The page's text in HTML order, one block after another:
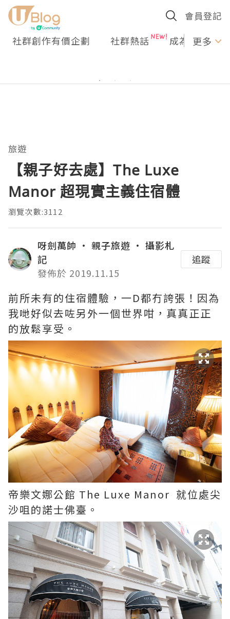
會員登記
社群創作有價企劃 社群熱話 成為U更多
旅遊
【親子好去處】The Luxe
Manor 超現實主義住宿體
瀏覽次數:3112
呀劍萬帥 • 親子旅遊 • 攝影札
記
發佈於 2019.11.15
追蹤
前所未有的住宿體驗，一D都冇誇張！因為
我哋好似去咗另外一個世界咁，真真正正
的放鬆享受。
帝樂文娜公館 The Luxe Manor 就位處尖
沙咀的諾士佛臺。